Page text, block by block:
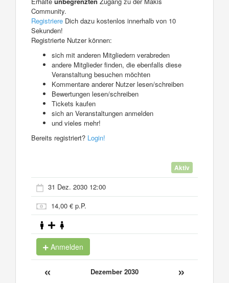
Community.
Registriere Dich dazu kostenlos innerhalb von 10
Sekunden!
Registrierte Nutzer können:
sich mit anderen Mitgliedern verabreden
andere Mitglieder finden, die ebenfalls diese
Veranstaltung besuchen möchten
Kommentare anderer Nutzer lesen/schreiben
Bewertungen lesen/schreiben
Tickets kaufen
sich an Veranstaltungen anmelden
und vieles mehr!
Bereits registriert? Login!
Aktiv
31 Dez. 2030 12:00
14,00 € p.P.
Anmelden
« Dezember 2030 »